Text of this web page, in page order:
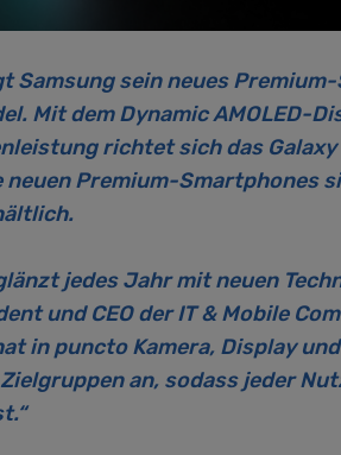
Samsung sein neues
Mit dem Dynamic AMOLED-
richtet sich das Galaxy
Premium-Smartphones
jedes Jahr mit neuen
und CEO der IT & Mobile
in puncto Kamera, Display
an, sodass jeder